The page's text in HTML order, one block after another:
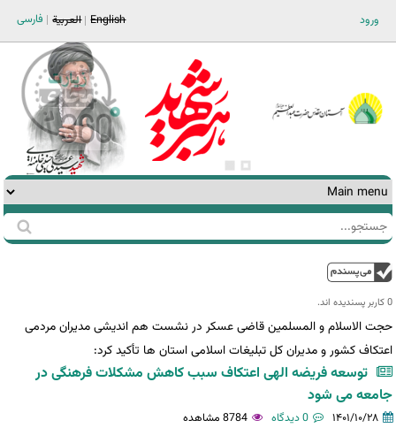
ورود فارسی العربية English
فرم
جستجو
جستجو
0 کاربر پسندیده اند.‎
حجت الاسلام و المسلمین قاضی عسکر در نشست هم اندیشی مدیران مردمی
اعتکاف کشور و مدیران کل تبلیغات اسلامی استان ها تأکید کرد:
توسعه فریضه الهی اعتکاف سبب کاهش مشکلات فرهنگی در
جامعه می شود
۱۴۰۱/۱۰/۲۸ 0 دیدگاه 8784 مشاهده